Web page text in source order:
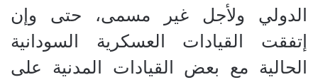
الدولي ولأجل غير مسمى، حتى وإن
إتفقت القيادات العسكرية السودانية
الحالية مع بعض القيادات المدنية على